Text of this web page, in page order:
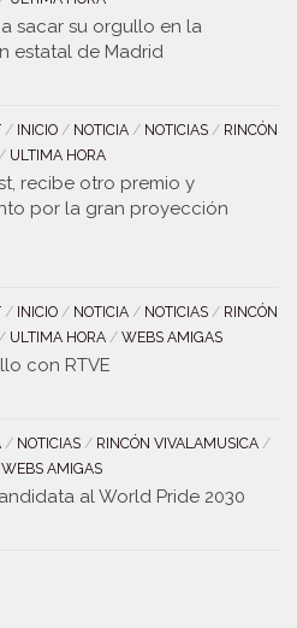
a sacar su orgullo en la
estatal de Madrid
/ INICIO / NOTICIA / NOTICIAS / RINCÓN
ULTIMA HORA
recibe otro premio y
por la gran proyección
/ INICIO / NOTICIA / NOTICIAS / RINCÓN
ULTIMA HORA / WEBS AMIGAS
con RTVE
/ NOTICIAS / RINCÓN VIVALAMUSICA /
WEBS AMIGAS
al World Pride 2030